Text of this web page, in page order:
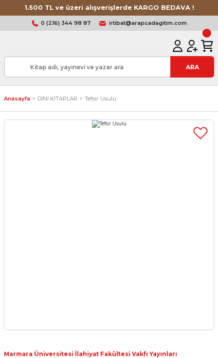
1.500 TL ve üzeri alışverişlerde KARGO BEDAVA !
0 (216) 344 98 87 irtibat@arapcadagitim.com
ARA
Anasayfa DİNİ KİTAPLAR Tefsir Usulü
Marmara Üniversitesi İlahiyat Fakültesi Vakfı Yayınları